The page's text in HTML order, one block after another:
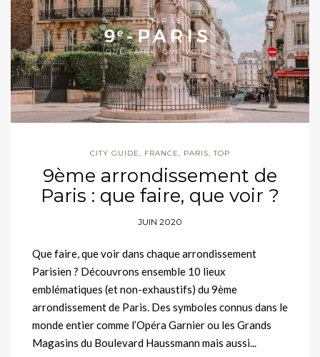
CITY GUIDE FRANCE PARIS ,TOP
9ème arrondissement de
Paris : que faire, que voir ?
JUIN 2020
Que faire, que voir dans chaque arrondissement
Parisien ? Découvrons ensemble 10 lieux
emblématiques (et non-exhaustifs) du 9ème
arrondissement de Paris. Des symboles connus dans le
monde entier comme l’Opéra Garnier ou les Grands
Magasins du Boulevard Haussmann mais aussi...